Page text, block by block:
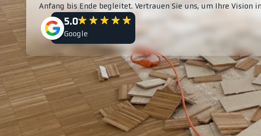
Anfang bis Ende begleitet. Vertrauen Sie uns, um Ihre Vision
5.0
Google